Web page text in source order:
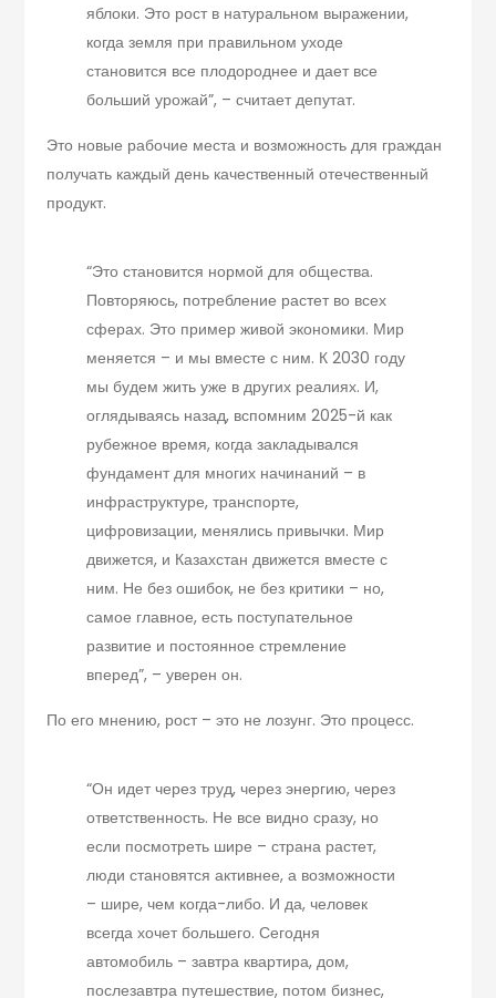
яблоки. Это рост в натуральном выражении,
когда земля при правильном уходе
становится все плодороднее и дает все
больший урожай”, – считает депутат.
Это новые рабочие места и возможность для граждан
получать каждый день качественный отечественный
продукт.
“Это становится нормой для общества.
Повторяюсь, потребление растет во всех
сферах. Это пример живой экономики. Мир
меняется – и мы вместе с ним. К 2030 году
мы будем жить уже в других реалиях. И,
оглядываясь назад, вспомним 2025-й как
рубежное время, когда закладывался
фундамент для многих начинаний – в
инфраструктуре, транспорте,
цифровизации, менялись привычки. Мир
движется, и Казахстан движется вместе с
ним. Не без ошибок, не без критики – но,
самое главное, есть поступательное
развитие и постоянное стремление
вперед”, – уверен он.
По его мнению, рост – это не лозунг. Это процесс.
“Он идет через труд, через энергию, через
ответственность. Не все видно сразу, но
если посмотреть шире – страна растет,
люди становятся активнее, а возможности
– шире, чем когда-либо. И да, человек
всегда хочет большего. Сегодня
автомобиль – завтра квартира, дом,
послезавтра путешествие, потом бизнес,